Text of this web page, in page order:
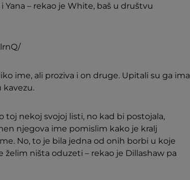
– rekao je White, baš u društvu
ime, ali proziva i on druge. Upitali su ga ima
kavezu.
toj nekoj svojoj listi, no kad bi postojala,
njegova ime pomislim kako je kralj
No, to je bila jedna od onih borbi u koje
ništa oduzeti – rekao je Dillashaw pa